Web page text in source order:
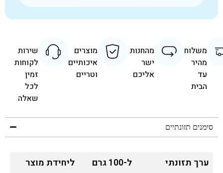
משלוח
מהיר
עד
הבית
מהחנות
ישר
אליכם
מוצרים
איכותיים
וטריים
שירות
לקוחות
זמין
לכל
שאלה
סימנים תזונתיים
ערך תזונתי ל-100 גרם ליחידת מוצר